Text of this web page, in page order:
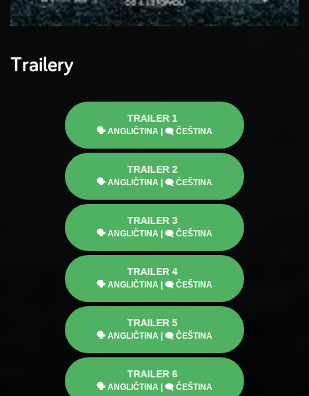
Trailery
TRAILER 1
🗣 ANGLIČTINA 🗨 ČEŠTINA
TRAILER2
🗣 ANGLIČTINA 🗨 ČEŠTINA
TRAILER3
🗣 ANGLIČTINA 🗨 ČEŠTINA
TRAILER4
🗣 ANGLIČTINA 🗨 ČEŠTINA
TRAILER5
🗣 ANGLIČTINA 🗨 ČEŠTINA
TRAILER6
🗣 ANGLIČTINA 🗨 ČEŠTINA